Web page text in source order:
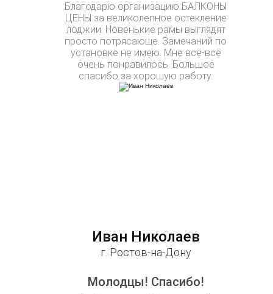
Благодарю организацию БАЛКОНЫ
ЦЕНЫ за великолепное остекление
лоджии. Новенькие рамы выглядят
просто потрясающе. Замечаний по
установке не имею. Мне всё-всё
очень понравилось. Большое
спасибо за хорошую работу.
Иван Николаев
г. Ростов-на-Дону
Молодцы! Спасибо!